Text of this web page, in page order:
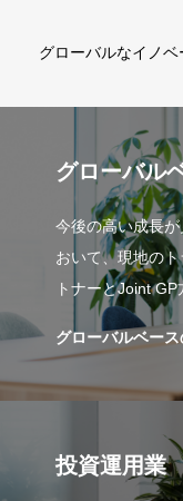
グローバルなイノ
グローバル
今後の高い成長
おいて、現地の
トナーとJoint
グローバルベー
投資運用業